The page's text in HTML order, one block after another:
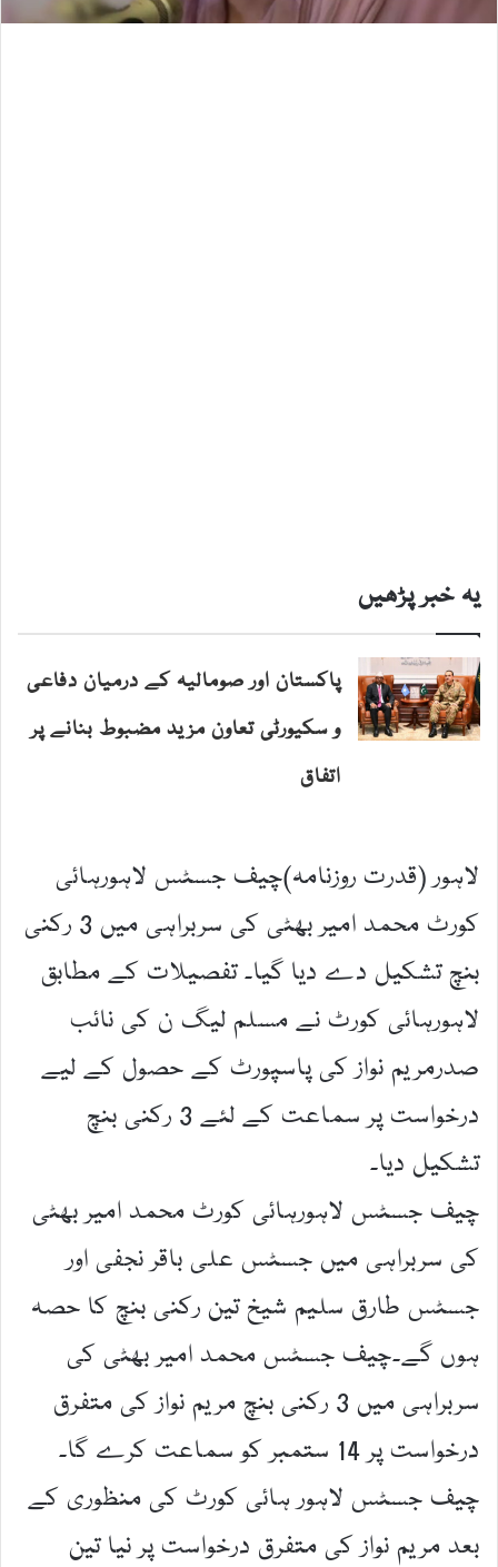
یہ خبر پڑھیں
پاکستان اور صومالیہ کے درمیان دفاعی
و سکیورٹی تعاون مزید مضبوط بنانے پر
اتفاق
لاہور (قدرت روزنامہ)چیف جسٹس لاہورہائی
کورٹ محمد امیر بھٹی کی سربراہی میں 3 رکنی
بنچ تشکیل دے دیا گیا۔ تفصیلات کے مطابق
لاہورہائی کورٹ نے مسلم لیگ ن کی نائب
صدرمریم نواز کی پاسپورٹ کے حصول کے لیے
درخواست پر سماعت کے لئے 3 رکنی بنچ
تشکیل دیا۔
چیف جسٹس لاہورہائی کورٹ محمد امیر بھٹی
کی سربراہی میں جسٹس علی باقر نجفی اور
جسٹس طارق سلیم شیخ تین رکنی بنچ کا حصہ
ہوں گے۔چیف جسٹس محمد امیر بھٹی کی
سربراہی میں 3 رکنی بنچ مریم نواز کی متفرق
درخواست پر 14 ستمبر کو سماعت کرے گا۔
چیف جسٹس لاہور ہائی کورٹ کی منظوری کے
بعد مریم نواز کی متفرق درخواست پر نیا تین